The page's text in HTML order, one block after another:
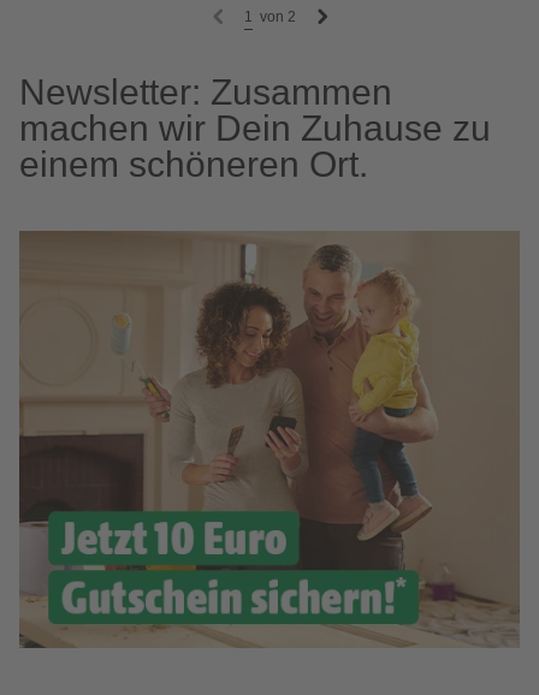
1 von 2
Newsletter: Zusammen
machen wir Dein Zuhause zu
einem schöneren Ort.